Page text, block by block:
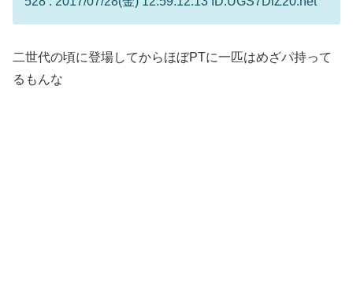
二世代の頃に登場してからほぼPTに一匹はめざパ持って
るもんな